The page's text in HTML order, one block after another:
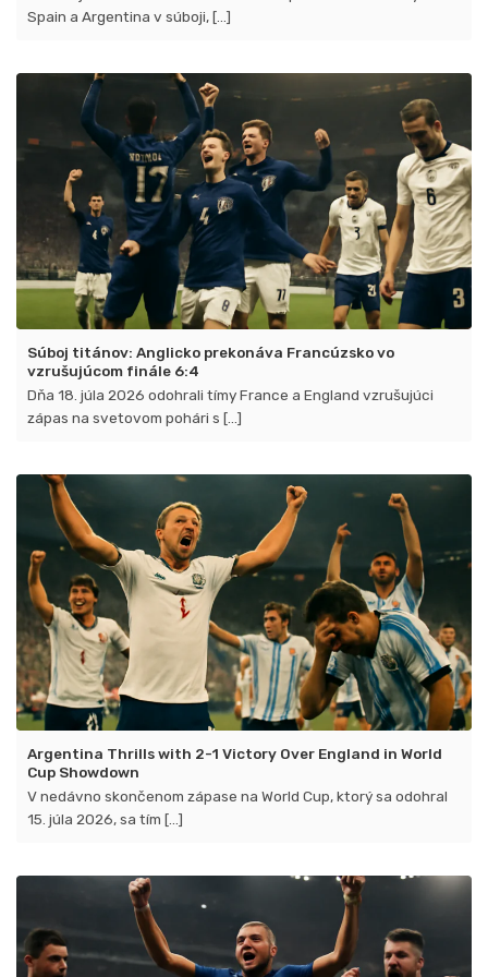
Spain a Argentina v súboji, [...]
Súboj titánov: Anglicko prekonáva Francúzsko vo
vzrušujúcom finále 6:4
Dňa 18. júla 2026 odohrali tímy France a England vzrušujúci
zápas na svetovom pohári s [...]
Argentina Thrills with 2-1 Victory Over England in World
Cup Showdown
V nedávno skončenom zápase na World Cup, ktorý sa odohral
15. júla 2026, sa tím [...]